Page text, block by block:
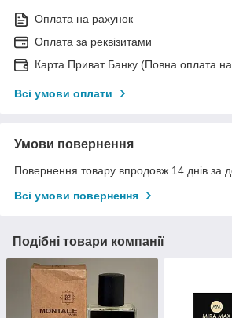
Оплата на рахунок
Оплата за реквізитами
Карта Приват Банку (Повна оплата на
Всі умови оплати
Умови повернення
Повернення товару впродовж 14 днів за
Всі умови повернення
Подібні товари компанії